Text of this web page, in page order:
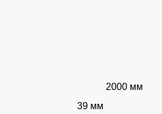
2000 мм
39 мм